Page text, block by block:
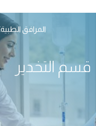
قسم التخدير
المرافق الطبية